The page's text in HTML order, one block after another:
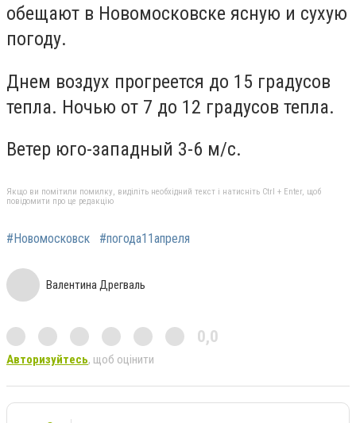
обещают в Новомосковске ясную и сухую
погоду.
Днем воздух прогреется до 15 градусов
тепла. Ночью от 7 до 12 градусов тепла.
Ветер юго-западный 3-6 м/с.
Якщо ви помітили помилку, виділіть необхідний текст і натисніть Ctrl + Enter, щоб
повідомити про це редакцію
#Новомосковск #погода11апреля
Валентина Дрегваль
0,0
Авторизуйтесь, щоб оцінити